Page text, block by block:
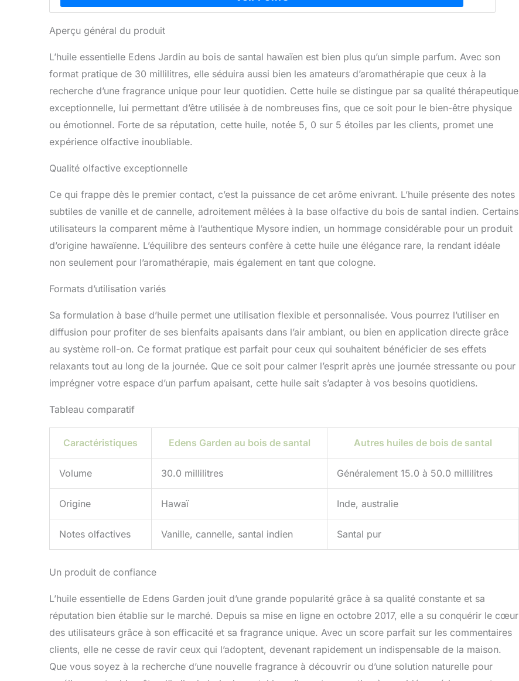
Aperçu général du produit
L’huile essentielle Edens Jardin au bois de santal hawaïen est bien plus qu’un simple parfum. Avec son
format pratique de 30 millilitres, elle séduira aussi bien les amateurs d’aromathérapie que ceux à la
recherche d’une fragrance unique pour leur quotidien. Cette huile se distingue par sa qualité thérapeutique
exceptionnelle, lui permettant d’être utilisée à de nombreuses fins, que ce soit pour le bien-être physique
ou émotionnel. Forte de sa réputation, cette huile, notée 5, 0 sur 5 étoiles par les clients, promet une
expérience olfactive inoubliable.
Qualité olfactive exceptionnelle
Ce qui frappe dès le premier contact, c’est la puissance de cet arôme enivrant. L’huile présente des notes
subtiles de vanille et de cannelle, adroitement mêlées à la base olfactive du bois de santal indien. Certains
utilisateurs la comparent même à l’authentique Mysore indien, un hommage considérable pour un produit
d’origine hawaïenne. L’équilibre des senteurs confère à cette huile une élégance rare, la rendant idéale
non seulement pour l’aromathérapie, mais également en tant que cologne.
Formats d’utilisation variés
Sa formulation à base d’huile permet une utilisation flexible et personnalisée. Vous pourrez l’utiliser en
diffusion pour profiter de ses bienfaits apaisants dans l’air ambiant, ou bien en application directe grâce
au système roll-on. Ce format pratique est parfait pour ceux qui souhaitent bénéficier de ses effets
relaxants tout au long de la journée. Que ce soit pour calmer l’esprit après une journée stressante ou pour
imprégner votre espace d’un parfum apaisant, cette huile sait s’adapter à vos besoins quotidiens.
Tableau comparatif
Caractéristiques Edens Garden au bois de santal Autres huiles de bois de santal
Volume 30.0 millilitres Généralement 15.0 à 50.0 millilitres
Origine Hawaï Inde, australie
Notes olfactives Vanille, cannelle, santal indien Santal pur
Un produit de confiance
L’huile essentielle de Edens Garden jouit d’une grande popularité grâce à sa qualité constante et sa
réputation bien établie sur le marché. Depuis sa mise en ligne en octobre 2017, elle a su conquérir le cœur
des utilisateurs grâce à son efficacité et sa fragrance unique. Avec un score parfait sur les commentaires
clients, elle ne cesse de ravir ceux qui l’adoptent, devenant rapidement un indispensable de la maison.
Que vous soyez à la recherche d’une nouvelle fragrance à découvrir ou d’une solution naturelle pour